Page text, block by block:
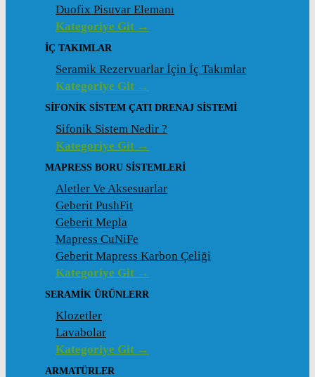
Duofix Pisuvar Elemanı
Kategoriye Git →
İÇ TAKIMLAR
Seramik Rezervuarlar İçin İç Takımlar
Kategoriye Git →
SIFONIK SISTEM ÇATI DRENAJ SISTEMI
Sifonik Sistem Nedir ?
Kategoriye Git →
MAPRESS BORU SISTEMLERI
Aletler Ve Aksesuarlar
Geberit PushFit
Geberit Mepla
Mapress CuNiFe
Geberit Mapress Karbon Çeliği
Kategoriye Git →
SERAMIK ÜRÜNLERR
Klozetler
Lavabolar
Kategoriye Git →
ARMATÜRLER